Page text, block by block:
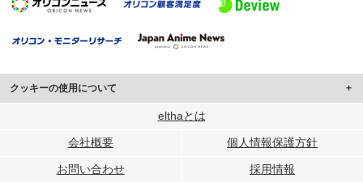
クッキーの使用について
このサイトでは Cookie を使用して、ユーザーに合わせたコンテンツや広告の
行っています。
メディアや広告配信、データ解析の各パートナーに提供しています。
elthaとは
会社概要 個人情報保護方針
お問い合わせ 採用情報